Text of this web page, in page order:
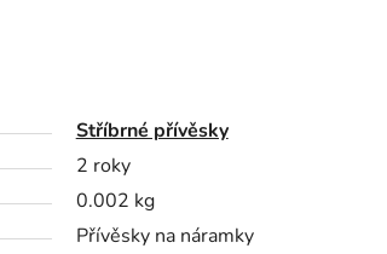
Stříbrné přívěsky
2 roky
0.002 kg
Přívěsky na náramky